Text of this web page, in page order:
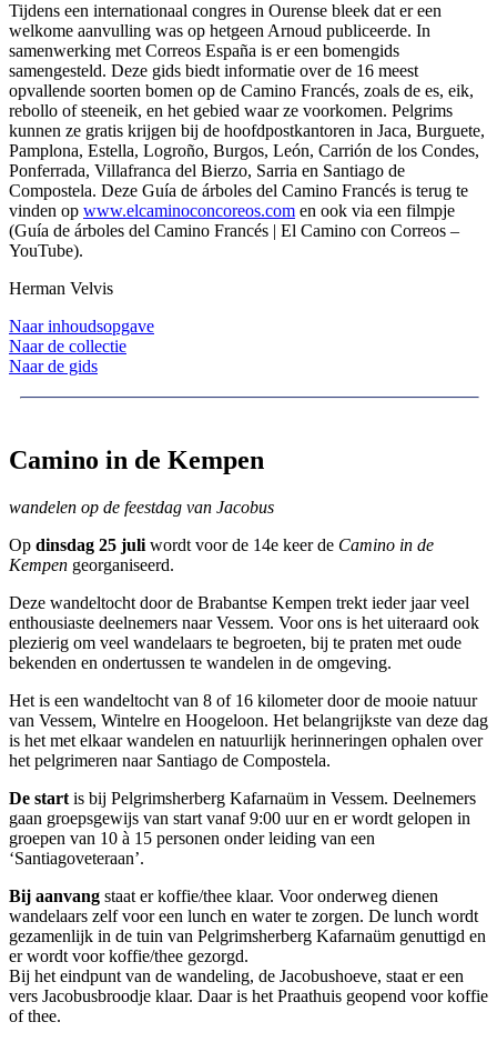
Tijdens een internationaal congres in Ourense bleek dat er een
welkome aanvulling was op hetgeen Arnoud publiceerde. In
samenwerking met Correos España is er een bomengids
samengesteld. Deze gids biedt informatie over de 16 meest
opvallende soorten bomen op de Camino Francés, zoals de es, eik,
rebollo of steeneik, en het gebied waar ze voorkomen. Pelgrims
kunnen ze gratis krijgen bij de hoofdpostkantoren in Jaca, Burguete,
Pamplona, Estella, Logroño, Burgos, León, Carrión de los Condes,
Ponferrada, Villafranca del Bierzo, Sarria en Santiago de
Compostela. Deze Guía de árboles del Camino Francés is terug te
vinden op www.elcaminoconcoreos.com en ook via een filmpje
(Guía de árboles del Camino Francés | El Camino con Correos –
YouTube).
Herman Velvis
Naar inhoudsopgave
Naar de collectie
Naar de gids
Camino in de Kempen
wandelen op de feestdag van Jacobus
Op dinsdag 25 juli wordt voor de 14e keer de Camino in de
Kempen georganiseerd.
Deze wandeltocht door de Brabantse Kempen trekt ieder jaar veel
enthousiaste deelnemers naar Vessem. Voor ons is het uiteraard ook
plezierig om veel wandelaars te begroeten, bij te praten met oude
bekenden en ondertussen te wandelen in de omgeving.
Het is een wandeltocht van 8 of 16 kilometer door de mooie natuur
van Vessem, Wintelre en Hoogeloon. Het belangrijkste van deze dag
is het met elkaar wandelen en natuurlijk herinneringen ophalen over
het pelgrimeren naar Santiago de Compostela.
De start is bij Pelgrimsherberg Kafarnaüm in Vessem. Deelnemers
gaan groepsgewijs van start vanaf 9:00 uur en er wordt gelopen in
groepen van 10 à 15 personen onder leiding van een
‘Santiagoveteraan’.
Bij aanvang staat er koffie/thee klaar. Voor onderweg dienen
wandelaars zelf voor een lunch en water te zorgen. De lunch wordt
gezamenlijk in de tuin van Pelgrimsherberg Kafarnaüm genuttigd en
er wordt voor koffie/thee gezorgd.
Bij het eindpunt van de wandeling, de Jacobushoeve, staat er een
vers Jacobusbroodje klaar. Daar is het Praathuis geopend voor koffie
of thee.